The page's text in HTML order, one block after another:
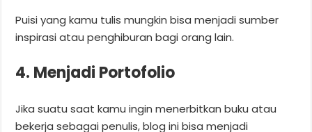
Puisi yang kamu tulis mungkin bisa menjadi sumber
inspirasi atau penghiburan bagi orang lain.
4. Menjadi Portofolio
Jika suatu saat kamu ingin menerbitkan buku atau
bekerja sebagai penulis, blog ini bisa menjadi